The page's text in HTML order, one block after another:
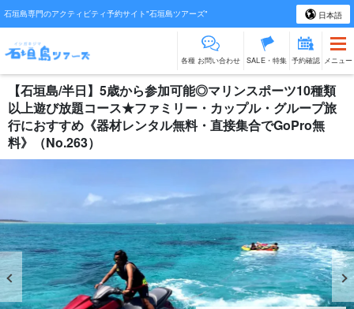
石垣島専門のアクティビティ予約サイト"石垣島ツアーズ" 日本語
各種 お問い合わせ SALE・特集 予約確認 メニュー
【石垣島/半日】5歳から参加可能◎マリンスポーツ10種類
以上遊び放題コース★ファミリー・カップル・グループ旅
行におすすめ《器材レンタル無料・直接集合でGoPro無
料》（No.263）